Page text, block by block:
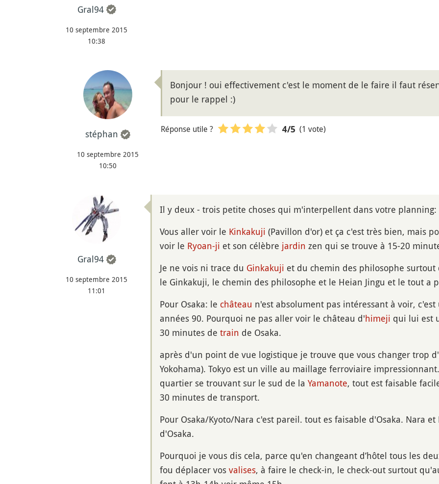
Gral94
10 septembre 2015
10:38
stéphan
10 septembre 2015
10:50
Bonjour ! oui effectivement c'est le moment de le faire il faut
pour le rappel :)
Réponse utile ? 4/5 (1 vote)
Gral94
10 septembre 2015
11:01
Il y deux - trois petite choses qui m'interpellent dans votre planning:
Vous aller voir le Kinkakuji (Pavillon d'or) et ça c'est très bien, mais
voir le Ryoan-ji et son célèbre jardin zen qui se trouve à 15-20
Je ne vois ni trace du Ginkakuji et du chemin des philosophe
le Ginkakuji, le chemin des philosophe et le Heian Jingu et le tout a
Pour Osaka: le château n'est absolument pas intéressant à voir,
années 90. Pourquoi ne pas aller voir le château d'himeji qui lui est
30 minutes de train de Osaka.
après d'un point de vue logistique je trouve que vous changer trop
Yokohama). Tokyo est un ville au maillage ferroviaire
quartier se trouvant sur le sud de la Yamanote, tout est faisable
30 minutes de transport.
Pour Osaka/Kyoto/Nara c'est pareil. tout es faisable d'Osaka. Nara
d'Osaka.
Pourquoi je vous dis cela, parce qu'en changeant d’hôtel tous les
fou déplacer vos valises, à faire le check-in, le check-out surtout